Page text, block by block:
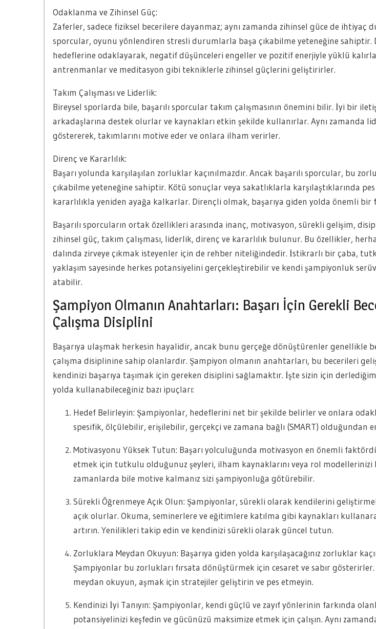
Odaklanma ve Zihinsel Güç:
Zaferler, sadece fiziksel becerilere dayanmaz; aynı zamanda zihinsel güce de ihtiyaç
sporcular, oyunu yönlendiren stresli durumlarla başa çıkabilme yeteneğine sahiptir.
hedeflerine odaklayarak, negatif düşünceleri engeller ve pozitif enerjiyle yüklü
antrenmanlar ve meditasyon gibi tekniklerle zihinsel güçlerini geliştirirler.
Takım Çalışması ve Liderlik:
Bireysel sporlarda bile, başarılı sporcular takım çalışmasının önemini bilir. İyi bir
arkadaşlarına destek olurlar ve kaynakları etkin şekilde kullanırlar. Aynı zamanda
göstererek, takımlarını motive eder ve onlara ilham verirler.
Direnç ve Kararlılık:
Başarı yolunda karşılaşılan zorluklar kaçınılmazdır. Ancak başarılı sporcular, bu
çıkabilme yeteneğine sahiptir. Kötü sonuçlar veya sakatlıklarla karşılaştıklarında
kararlılıkla yeniden ayağa kalkarlar. Dirençli olmak, başarıya giden yolda önemli
Başarılı sporcuların ortak özellikleri arasında inanç, motivasyon, sürekli gelişim,
zihinsel güç, takım çalışması, liderlik, direnç ve kararlılık bulunur. Bu özellikler,
dalında zirveye çıkmak isteyenler için de rehber niteliğindedir. İstikrarlı bir çaba,
yaklaşım sayesinde herkes potansiyelini gerçekleştirebilir ve kendi şampiyonluk
atabilir.
Şampiyon Olmanın Anahtarları: Başarı İçin Gerekli
Çalışma Disiplini
Başarıya ulaşmak herkesin hayalidir, ancak bunu gerçeğe dönüştürenler genellikle
çalışma disiplinine sahip olanlardır. Şampiyon olmanın anahtarları, bu becerileri
kendinizi başarıya taşımak için gereken disiplini sağlamaktır. İşte sizin için
yolda kullanabileceğiniz bazı ipuçları:
Hedef Belirleyin: Şampiyonlar, hedeflerini net bir şekilde belirler ve onlara
spesifik, ölçülebilir, erişilebilir, gerçekçi ve zamana bağlı (SMART) olduğundan
Motivasyonu Yüksek Tutun: Başarı yolculuğunda motivasyon en önemli
etmek için tutkulu olduğunuz şeyleri, ilham kaynaklarını veya rol modellerinizi
zamanlarda bile motive kalmanız sizi şampiyonluğa götürebilir.
Sürekli Öğrenmeye Açık Olun: Şampiyonlar, sürekli olarak kendilerini
açık olurlar. Okuma, seminerlere ve eğitimlere katılma gibi kaynakları
artırın. Yenilikleri takip edin ve kendinizi sürekli olarak güncel tutun.
Zorluklara Meydan Okuyun: Başarıya giden yolda karşılaşacağınız zorluklar
Şampiyonlar bu zorlukları fırsata dönüştürmek için cesaret ve sabır
meydan okuyun, aşmak için stratejiler geliştirin ve pes etmeyin.
Kendinizi İyi Tanıyın: Şampiyonlar, kendi güçlü ve zayıf yönlerinin farkında
potansiyelinizi keşfedin ve gücünüzü maksimize etmek için çalışın. Aynı